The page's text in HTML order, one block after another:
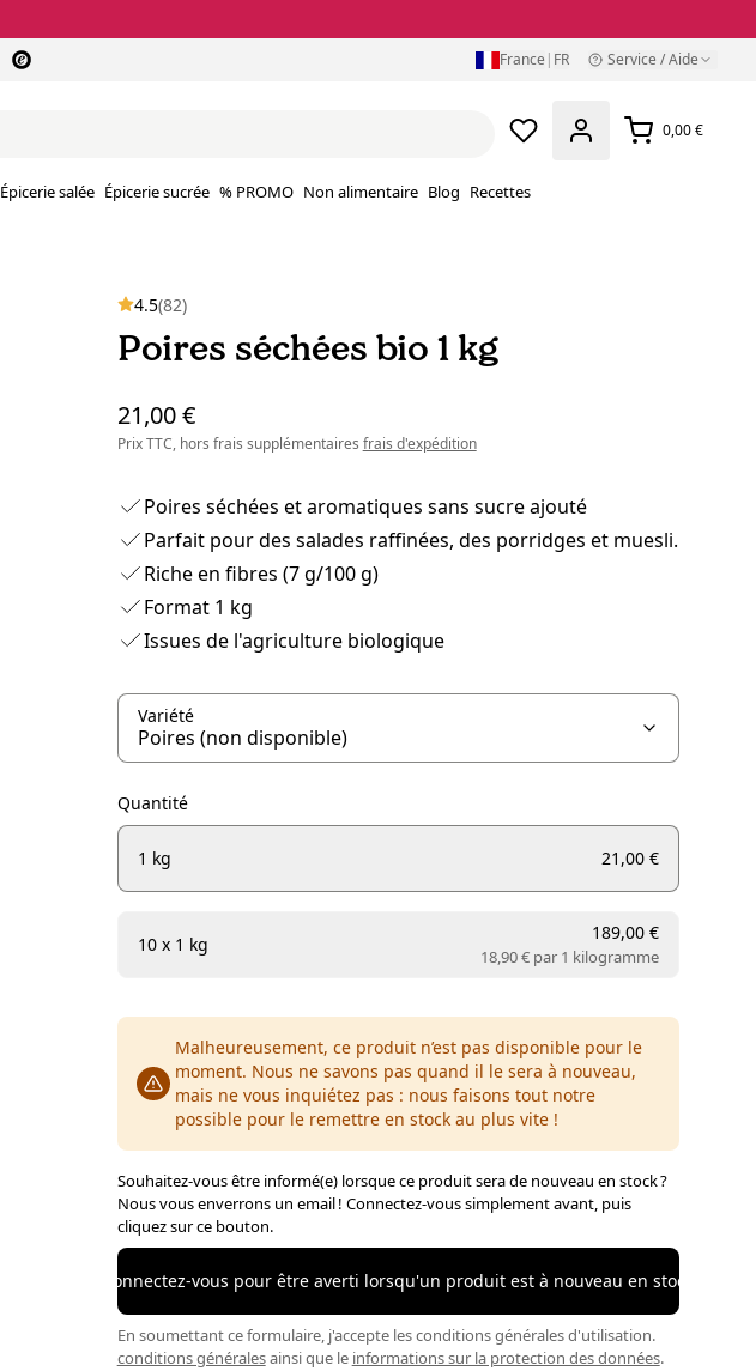
France | FR Service / Aide
0,00 €
Épicerie salée Épicerie sucrée % PROMO Non alimentaire Blog Recettes
4.5(82)
Poires séchées bio 1 kg
21,00 €
Prix TTC, hors frais supplémentaires frais d'expédition
Poires séchées et aromatiques sans sucre ajouté
Parfait pour des salades raffinées, des porridges et muesli.
Riche en fibres (7 g/100 g)
Format 1 kg
Issues de l'agriculture biologique
Variété
Quantité
1 kg 21,00 €
10 x 1 kg
189,00 €
18,90 € par1 kilogramme
Malheureusement, ce produit n’est pas disponible pour le
moment. Nous ne savons pas quand il le sera à nouveau,
mais ne vous inquiétez pas : nous faisons tout notre
possible pour le remettre en stock au plus vite !
Souhaitez-vous être informé(e) lorsque ce produit sera de nouveau en stock ?
Nous vous enverrons un email ! Connectez-vous simplement avant, puis
cliquez sur ce bouton.
Connectez-vous pour être averti lorsqu'un produit est à nouveau en stock
En soumettant ce formulaire, j'accepte les conditions générales d'utilisation.
conditions généralesainsi que le informations sur la protection des données.